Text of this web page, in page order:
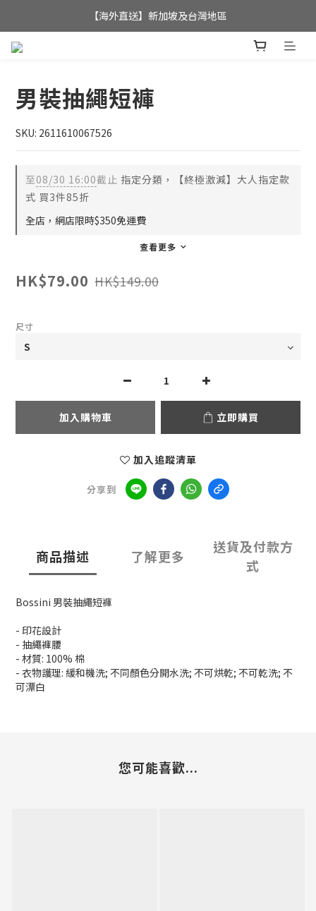
全店滿$350，即可享港澳地區免運費;
【海外直送】新加坡及台灣地區
男裝抽繩短褲
SKU: 2611610067526
至08/30 16:00截止 指定分類，【終極激減】大人指定款
式 買3件85折
全店，網店限時$350免運費
查看更多
HK$79.00 HK$149.00
尺寸
加入購物車 立即購買
加入追蹤清單
分享到
商品描述 了解更多
送貨及付款方
式
Bossini 男裝抽繩短褲
- 印花設計
- 抽繩褲腰
- 材質: 100% 棉
- 衣物護理: 緩和機洗; 不同顏色分開水洗; 不可烘乾; 不可乾洗; 不
可漂白
您可能喜歡...